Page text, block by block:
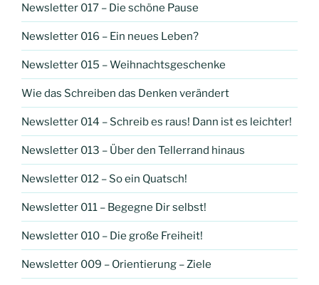
Newsletter 017 – Die schöne Pause
Newsletter 016 – Ein neues Leben?
Newsletter 015 – Weihnachtsgeschenke
Wie das Schreiben das Denken verändert
Newsletter 014 – Schreib es raus! Dann ist es leichter!
Newsletter 013 – Über den Tellerrand hinaus
Newsletter 012 – So ein Quatsch!
Newsletter 011 – Begegne Dir selbst!
Newsletter 010 – Die große Freiheit!
Newsletter 009 – Orientierung – Ziele